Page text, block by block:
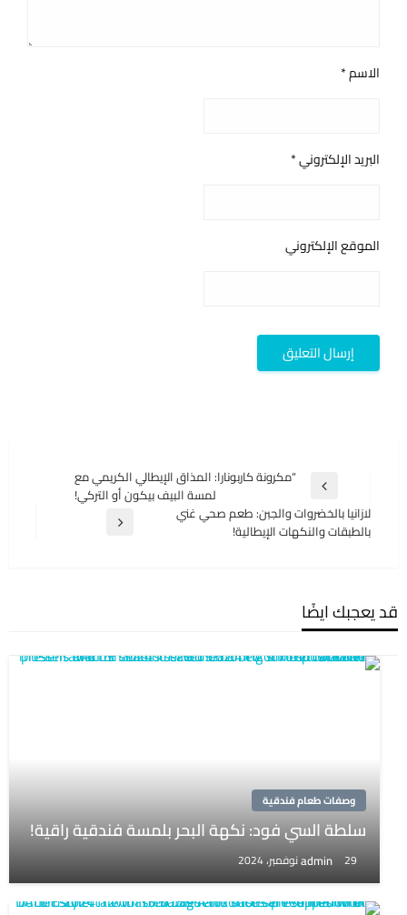
الاسم*
البريد الإلكتروني*
الموقع الإلكتروني
المقالات
المقالة
السابقة
“مكرونة كاربونارا: المذاق الإيطالي الكريمي مع
لمسة البيف بيكون أو التركي!
المقالة
لازانيا بالخضروات والجبن: طعم صحي غني
بالطبقات والنكهات الإيطالية!
قد يعجبك ايضًا
وصفات طعام فندقية
سلطة السي فود: نكهة البحر بلمسة فندقية راقية!
admin 29 نوفمبر، 2024